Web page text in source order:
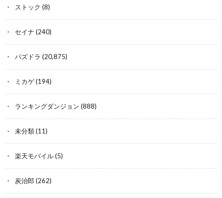
ストック (8)
セイナ (240)
パズドラ (20,875)
ミカゲ(194)
ランキングダンジョン (888)
未分類(11)
楽天モバイル(5)
炭治郎 (262)